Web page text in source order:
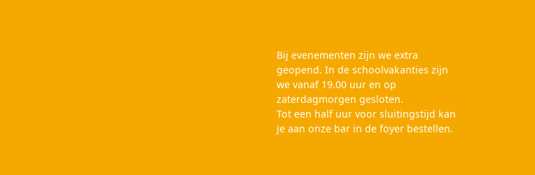
Bij evenementen zijn we extra
geopend. In de schoolvakanties zijn
we vanaf 19.00 uur en op
zaterdagmorgen gesloten.
Tot een half uur voor sluitingstijd kan
je aan onze bar in de foyer bestellen.